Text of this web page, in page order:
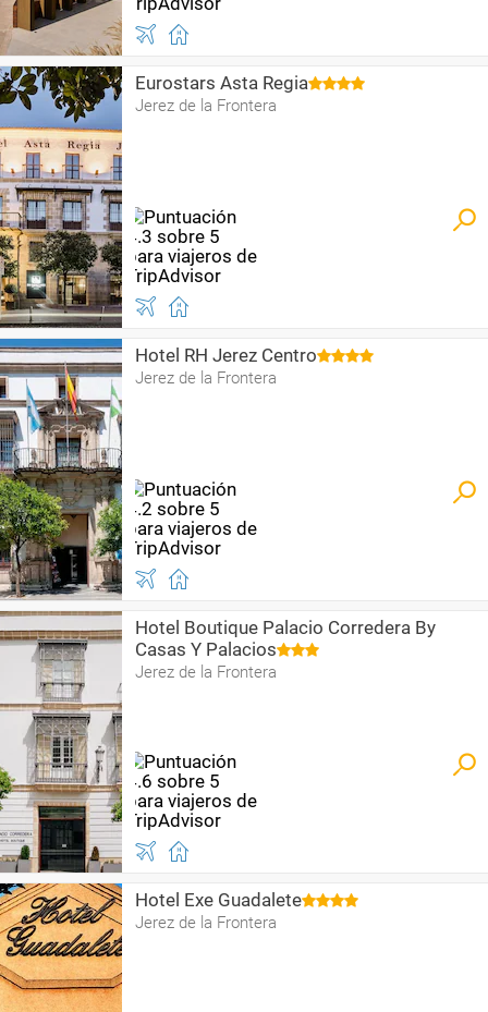
Eurostars Asta Regia
Jerez de la Frontera
Hotel RH Jerez Centro
Jerez de la Frontera
Hotel Boutique Palacio Corredera By
Casas Y Palacios
Jerez de la Frontera
Hotel Exe Guadalete
Jerez de la Frontera